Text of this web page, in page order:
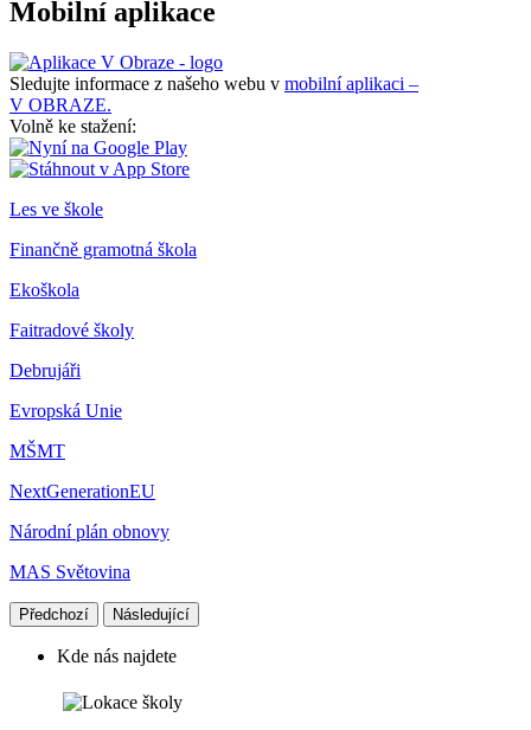
Mobilní aplikace
Sledujte informace z našeho webu v mobilní aplikaci –
V OBRAZE.
Volně ke stažení:
Les ve škole
Finančně gramotná škola
Ekoškola
Faitradové školy
Debrujáři
Evropská Unie
MŠMT
NextGenerationEU
Národní plán obnovy
MAS Světovina
Předchozí Následující
Kde nás najdete